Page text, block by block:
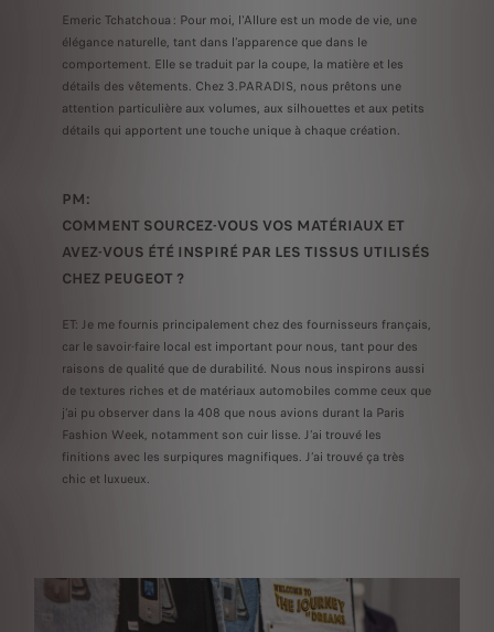
Emeric Tchatchoua : Pour moi, l'Allure est un mode de vie, une
élégance naturelle, tant dans l’apparence que dans le
comportement. Elle se traduit par la coupe, la matière et les
détails des vêtements. Chez 3.PARADIS, nous prêtons une
attention particulière aux volumes, aux silhouettes et aux petits
détails qui apportent une touche unique à chaque création.
PM:
COMMENT SOURCEZ-VOUS VOS MATÉRIAUX ET
AVEZ-VOUS ÉTÉ INSPIRÉ PAR LES TISSUS UTILISÉS
CHEZ PEUGEOT ?
ET: Je me fournis principalement chez des fournisseurs français,
car le savoir-faire local est important pour nous, tant pour des
raisons de qualité que de durabilité. Nous nous inspirons aussi
de textures riches et de matériaux automobiles comme ceux que
j’ai pu observer dans la 408 que nous avions durant la Paris
Fashion Week, notamment son cuir lisse. J’ai trouvé les
finitions avec les surpiqures magnifiques. J’ai trouvé ça très
chic et luxueux.